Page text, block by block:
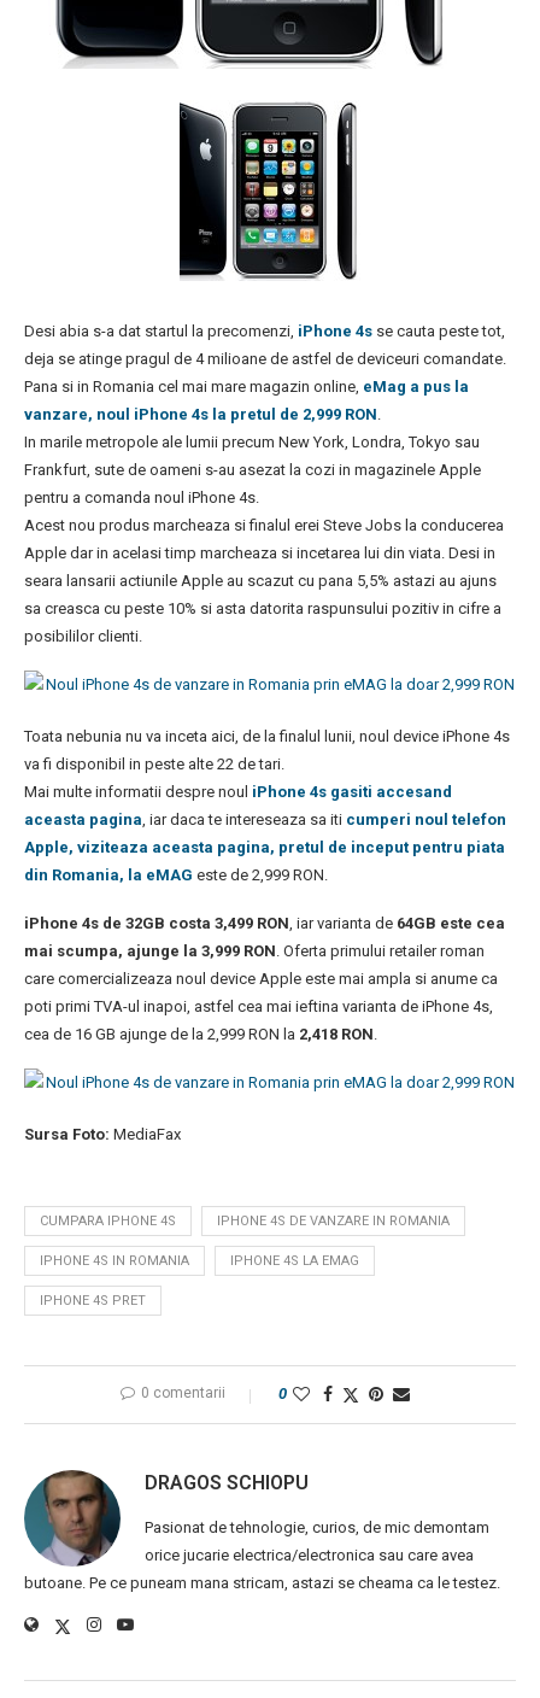
Desi abia s-a dat startul la precomenzi, iPhone 4s se cauta peste tot,
deja se atinge pragul de 4 milioane de astfel de deviceuri comandate.
Pana si in Romania cel mai mare magazin online, eMag a pus la
vanzare, noul iPhone 4s la pretul de 2,999 RON.
In marile metropole ale lumii precum New York, Londra, Tokyo sau
Frankfurt, sute de oameni s-au asezat la cozi in magazinele Apple
pentru a comanda noul iPhone 4s.
Acest nou produs marcheaza si finalul erei Steve Jobs la conducerea
Apple dar in acelasi timp marcheaza si incetarea lui din viata. Desi in
seara lansarii actiunile Apple au scazut cu pana 5,5% astazi au ajuns
sa creasca cu peste 10% si asta datorita raspunsului pozitiv in cifre a
posibililor clienti.
Toata nebunia nu va inceta aici, de la finalul lunii, noul device iPhone 4s
va fi disponibil in peste alte 22 de tari.
Mai multe informatii despre noul iPhone 4s gasiti accesand
aceasta pagina, iar daca te intereseaza sa iti cumperi noul telefon
Apple, viziteaza aceasta pagina, pretul de inceput pentru piata
din Romania, la eMAG este de 2,999 RON.
iPhone 4s de 32GB costa 3,499 RON, iar varianta de 64GB este cea
mai scumpa, ajunge la 3,999 RON. Oferta primului retailer roman
care comercializeaza noul device Apple este mai ampla si anume ca
poti primi TVA-ul inapoi, astfel cea mai ieftina varianta de iPhone 4s,
cea de 16 GB ajunge de la 2,999 RON la 2,418 RON.
Sursa Foto: MediaFax
CUMPARA IPHONE 4S IPHONE 4S DE VANZARE IN ROMANIA
IPHONE 4S IN ROMANIA IPHONE 4S LA EMAG
IPHONE 4S PRET
0 comentarii 0
DRAGOS SCHIOPU
Pasionat de tehnologie, curios, de mic demontam
orice jucarie electrica/electronica sau care avea
butoane. Pe ce puneam mana stricam, astazi se cheama ca le testez.